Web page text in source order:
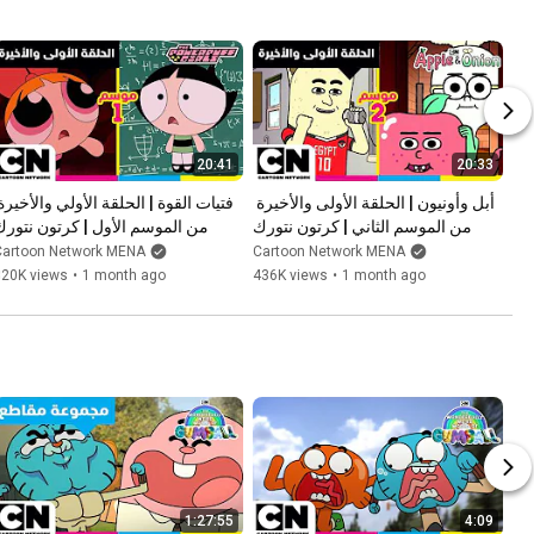
20:41
من الموسم الأول | كرتون
Network MENA
views • 1 month ago
20:33
من الموسم الثاني | كرتون نتورك
Cartoon Network MENA
436K views • 1 month ago
1:27:55 4:09